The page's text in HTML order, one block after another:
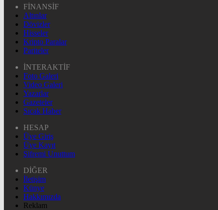
FİNANSİF
Altınlar
Dövizler
Hisseler
Kripto Paralar
Pariteler
İNTERAKTİF
Foto Galeri
Video Galeri
Yazarlar
Gazeteler
Sıcak Haber
HESAP
Üye Giriş
Üye Kayıt
Şifremi Unuttum
DİĞER
İletişim
Künye
Hakkımızda
Reklam